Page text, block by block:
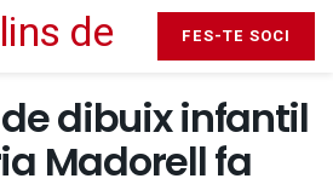
FES-TE SOCI
dibuix infantil
Madorell fa